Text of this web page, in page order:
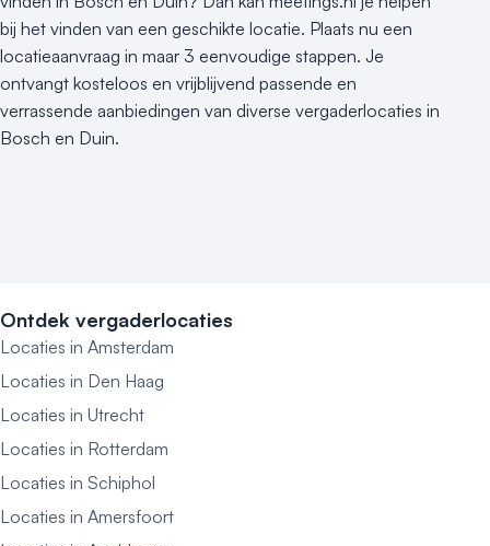
bij het vinden van een geschikte locatie. Plaats nu een
locatieaanvraag in maar 3 eenvoudige stappen. Je
ontvangt kosteloos en vrijblijvend passende en
verrassende aanbiedingen van diverse vergaderlocaties in
Bosch en Duin.
Ontdek vergaderlocaties
Locaties in Amsterdam
Locaties in Den Haag
Locaties in Utrecht
Locaties in Rotterdam
Locaties in Schiphol
Locaties in Amersfoort